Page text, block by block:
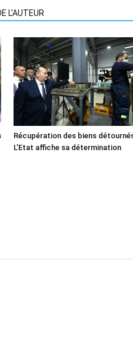
L'AUTEUR
Récupération des biens
L’Etat affiche sa détermination